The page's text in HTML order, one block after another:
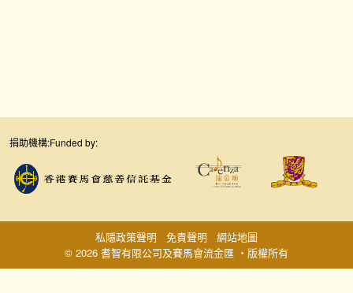
捐助機構:Funded by:
© 2026 耆智有限公司及賽馬會流金匯 ‧版權所有
私隱政策聲明 免責聲明 網站地圖